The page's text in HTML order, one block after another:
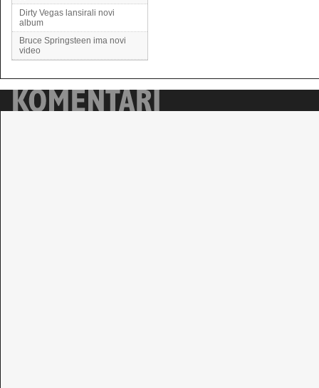
Dirty Vegas lansirali novi
album
Bruce Springsteen ima novi
video